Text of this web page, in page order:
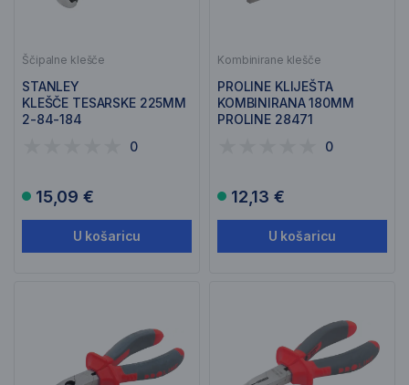
Ščipalne klešče
STANLEY
KLEŠČE TESARSKE 225MM
2-84-184
0
15,09 €
U košaricu
Kombinirane klešče
PROLINE KLIJEŠTA
KOMBINIRANA 180MM
PROLINE 28471
0
12,13 €
U košaricu